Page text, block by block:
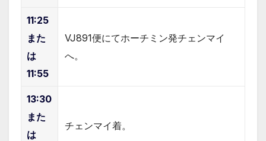
11:25
また
は
11:55
VJ891便にてホーチミン発チェンマイ
へ。
13:30
また
は
チェンマイ着。